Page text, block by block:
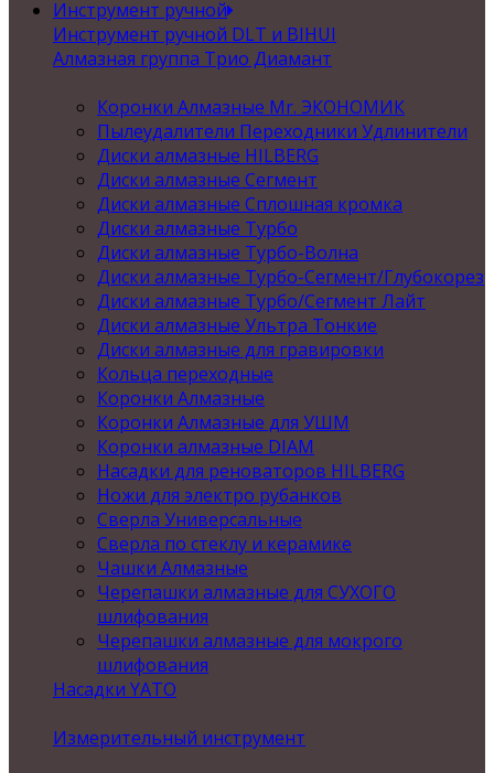
Инструмент ручной
Инструмент ручной DLT и BIHUI
Алмазная группа Трио Диамант
Коронки Алмазные Mr. ЭКОНОМИК
Пылеудалители Переходники Удлинители
Диски алмазные HILBERG
Диски алмазные Сегмент
Диски алмазные Сплошная кромка
Диски алмазные Турбо
Диски алмазные Турбо-Волна
Диски алмазные Турбо-Сегмент/Глубокорез
Диски алмазные Турбо/Сегмент Лайт
Диски алмазные Ультра Тонкие
Диски алмазные для гравировки
Кольца переходные
Коронки Алмазные
Коронки Алмазные для УШМ
Коронки алмазные DIAM
Насадки для реноваторов HILBERG
Ножи для электро рубанков
Сверла Универсальные
Сверла по стеклу и керамике
Чашки Алмазные
Черепашки алмазные для СУХОГО
шлифования
Черепашки алмазные для мокрого
шлифования
Насадки YATO
Измерительный инструмент